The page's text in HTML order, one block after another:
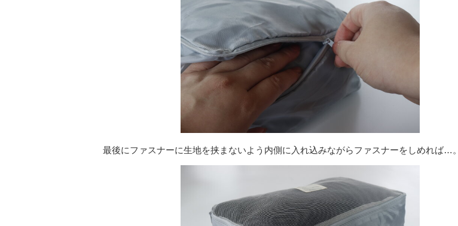
最後にファスナーに生地を挟まないよう内側に入れ込みながらファスナーをしめれば…。